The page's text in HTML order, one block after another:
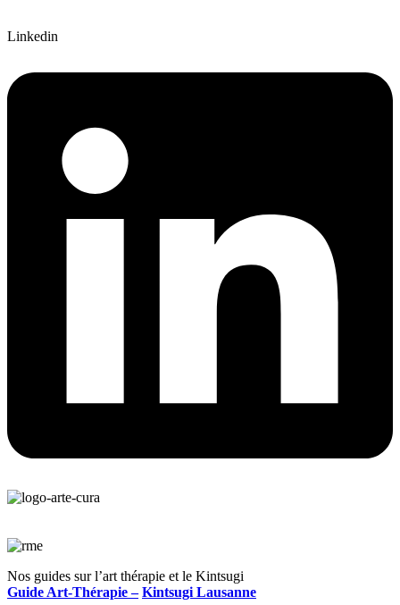
Linkedin
Nos guides sur l’art thérapie et le Kintsugi
Guide Art-Thérapie – Kintsugi Lausanne